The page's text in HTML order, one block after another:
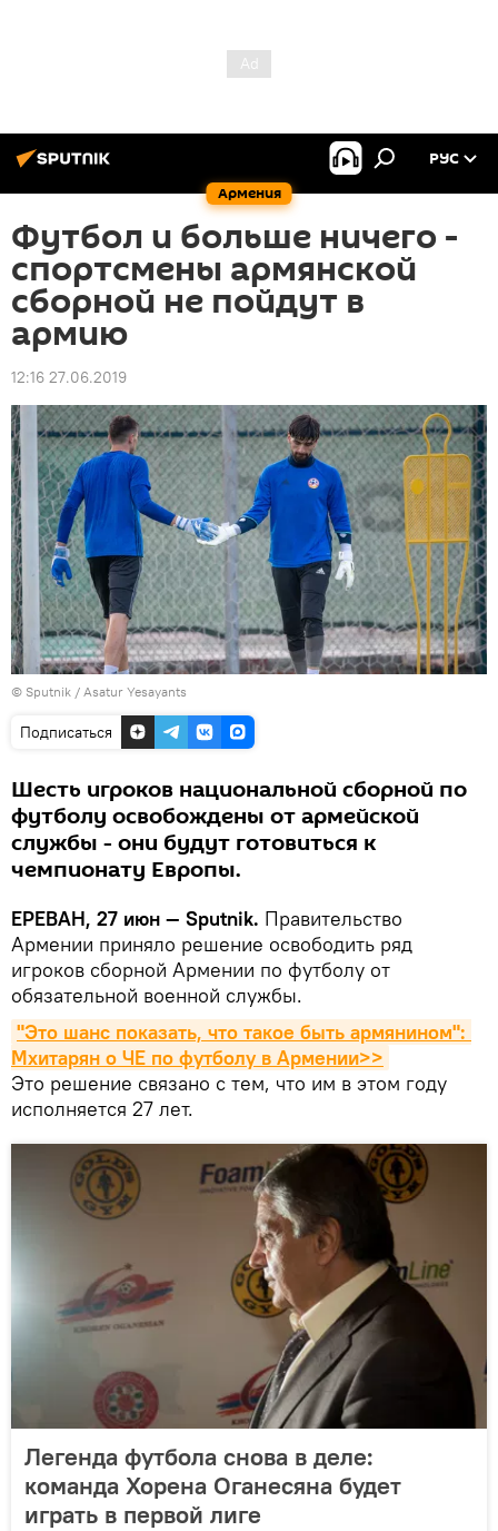
Армения
РУС
Футбол и больше ничего -
спортсмены армянской
сборной не пойдут в
армию
12:16 27.06.2019
© Sputnik / Asatur Yesayants
Подписаться
Шесть игроков национальной сборной по
футболу освобождены от армейской
службы - они будут готовиться к
чемпионату Европы.
ЕРЕВАН, 27 июн — Sputnik. Правительство
Армении приняло решение освободить ряд
игроков сборной Армении по футболу от
обязательной военной службы.
"Это шанс показать, что такое быть армянином":
Мхитарян о ЧЕ по футболу в Армении>>
Это решение связано с тем, что им в этом году
исполняется 27 лет.
Легенда футбола снова в деле:
команда Хорена Оганесяна будет
играть в первой лиге